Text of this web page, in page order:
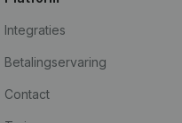
Integraties
Betalingservaring
Contact